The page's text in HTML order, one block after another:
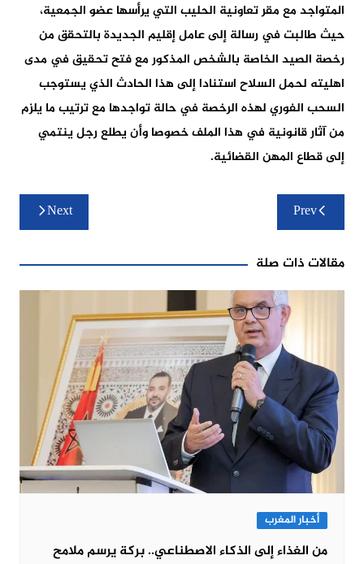
المتواجد مع مقر تعاونية الحليب التي يرأسها عضو الجمعية،
حيث طالبت في رسالة إلى عامل إقليم الجديدة بالتحقق من
رخصة الصيد الخاصة بالشخص المذكور مع فتح تحقيق في مدى
اهليته لحمل السلاح استنادا إلى هذا الحادث الذي يستوجب
السحب الفوري لهذه الرخصة في حالة تواجدها مع ترتيب ما يلزم
من آثار قانونية في هذا الملف خصوصا وأن يطلع رجل ينتمي
إلى قطاع المهن القضائية.
تصفّح
المقالاتPrev
Next
مقالات ذات صلة
أخبار المغرب
من الغذاء إلى الذكاء الاصطناعي.. بركة يرسم ملامح